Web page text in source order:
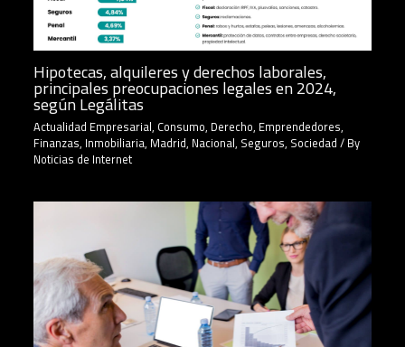
Hipotecas, alquileres y derechos laborales,
principales preocupaciones legales en 2024,
según Legálitas
Actualidad Empresarial, Consumo, Derecho, Emprendedores,
Finanzas, Inmobiliaria, Madrid, Nacional, Seguros, Sociedad/ By
Noticias de Internet